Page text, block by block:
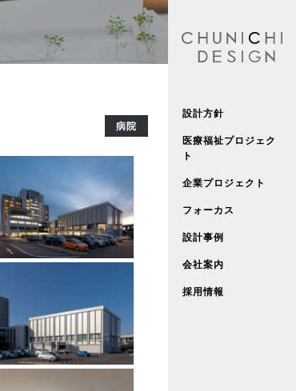
設計方針
医療福祉プロジェク
ト
企業プロジェクト
フォーカス
設計事例
会社案内
採用情報
病院